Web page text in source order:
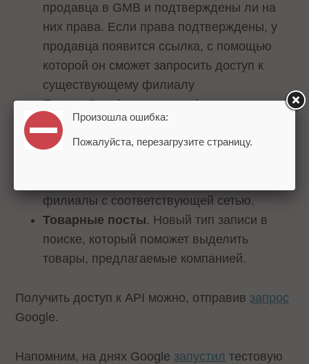
продавца в GMB и подтверждены ли на
них права. Если права подтверждены, у
продавца появится ссылка, с помощью
которой он сможет запросить доступ к
существующему филиалу
Поиск. Google расширил функционал
поиска по филиалам.
Сетевое членство. Пользователи смогут
филиалы с соответствующей сетью.
Товарные посты. Новый тип записи в
поиске, который поможет выделить
товары, предлагаемые компанией.
Получить доступ к API можно, отправив запрос
Google.
Напомним, на днях Google запустил тестовую
Произошла ошибка:
Пожалуйста, перезагрузите страницу.